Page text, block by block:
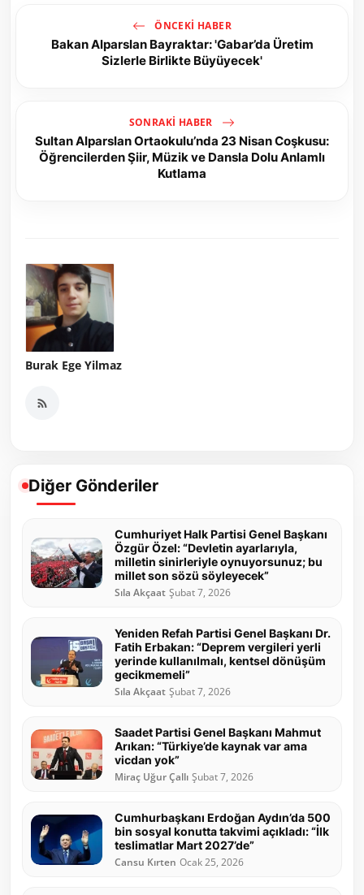
ÖNCEKI HABER
Bakan Alparslan Bayraktar: 'Gabar’da Üretim
Sizlerle Birlikte Büyüyecek'
SONRAKI HABER
Sultan Alparslan Ortaokulu’nda 23 Nisan Coşkusu:
Öğrencilerden Şiir, Müzik ve Dansla Dolu Anlamlı
Kutlama
Burak Ege Yilmaz
Diğer Gönderiler
Cumhuriyet Halk Partisi Genel Başkanı
Özgür Özel: “Devletin ayarlarıyla,
milletin sinirleriyle oynuyorsunuz; bu
millet son sözü söyleyecek”
Sıla Akçaat Şubat 7, 2026
Yeniden Refah Partisi Genel Başkanı Dr.
Fatih Erbakan: “Deprem vergileri yerli
yerinde kullanılmalı, kentsel dönüşüm
gecikmemeli”
Sıla Akçaat Şubat 7, 2026
Saadet Partisi Genel Başkanı Mahmut
Arıkan: “Türkiye’de kaynak var ama
vicdan yok”
Miraç Uğur Çallı Şubat 7, 2026
Cumhurbaşkanı Erdoğan Aydın’da 500
bin sosyal konutta takvimi açıkladı: “İlk
teslimatlar Mart 2027’de”
Cansu Kırten Ocak 25, 2026